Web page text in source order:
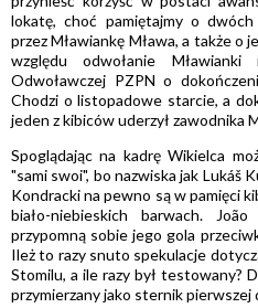
lokatę, choć pamiętajmy o
przez Mławiankę Mława, a także o
względu odwołanie
Odwoławczej PZPN o
Chodzi o listopadowe starcie, a
jeden z kibiców uderzył zawodnika
Spoglądając na kadrę Wikielca
"sami swoi", bo nazwiska jak Lukáš
Kondracki na pewno są w pamięci
biało-niebieskich barwach.
przypomną sobie jego gola
Ileż to razy snuto spekulacje
Stomilu, a ile razy był testowany?
przymierzany jako sternik pierwszej